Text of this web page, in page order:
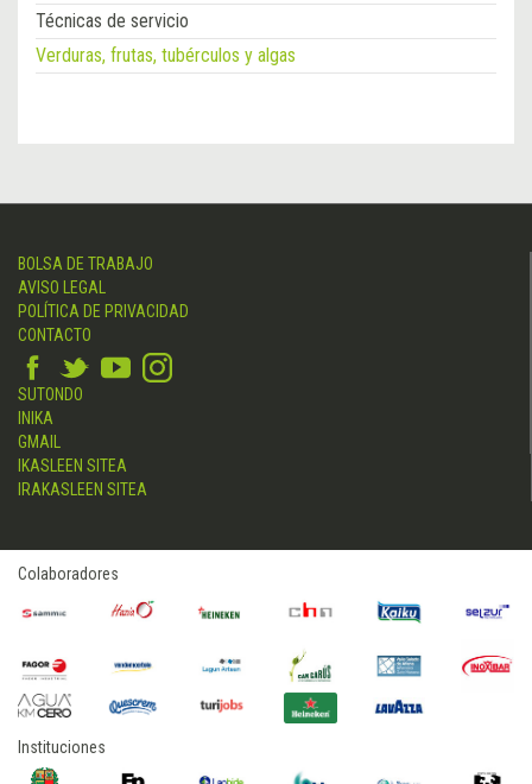
Técnicas de servicio
Verduras, frutas, tubérculos y algas
BOLSA DE TRABAJO
AVISO LEGAL
POLÍTICA DE PRIVACIDAD
CONTACTO
SUTONDO
INIKA
GMAIL
IKASLEEN SITEA
IRAKASLEEN SITEA
Colaboradores
Instituciones